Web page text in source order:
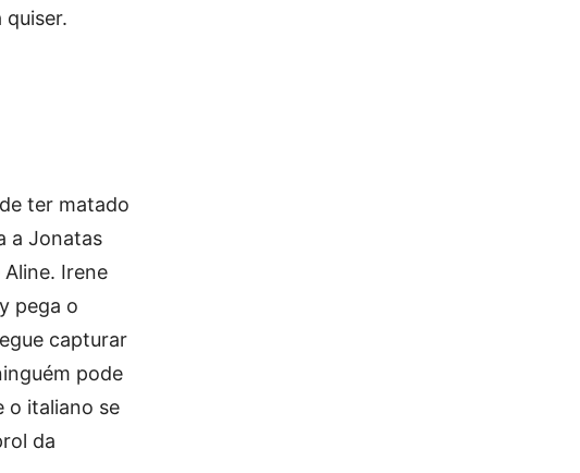
ter matado
a Jonatas
Irene
pega o
capturar
pode
o italiano se
da